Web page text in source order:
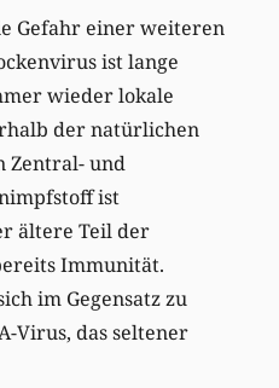
Gefahr einer weiteren
ist lange
wieder lokale
der natürlichen
Zentral- und
ist
ältere Teil der
Immunität.
im Gegensatz zu
Virus, das seltener